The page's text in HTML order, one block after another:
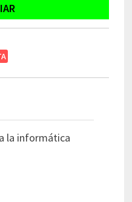
la informática